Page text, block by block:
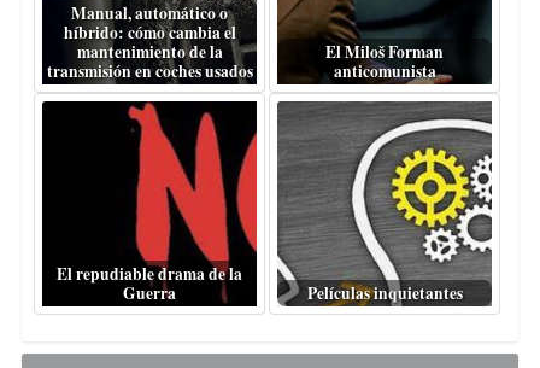
Manual, automático o
híbrido: cómo cambia el
mantenimiento de la
transmisión en coches usados
El Miloš Forman
anticomunista
El repudiable drama de la
Guerra
Películas inquietantes